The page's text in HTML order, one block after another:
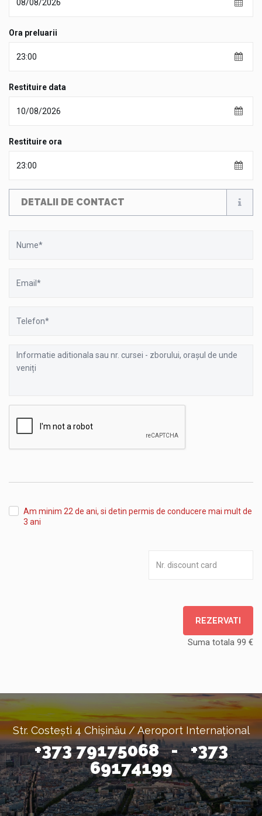
Ora preluarii
Restituire data
Restituire ora
DETALII DE CONTACT
Informatie
aditionala
zborului,
Am minim 22 de ani, si detin permis de conducere mai mult de
3 ani
REZERVATI
Suma totala 99 €
Str. Costești 4 Chișinău / Aeroport Internațional
+373 79175068 - +373
69174199